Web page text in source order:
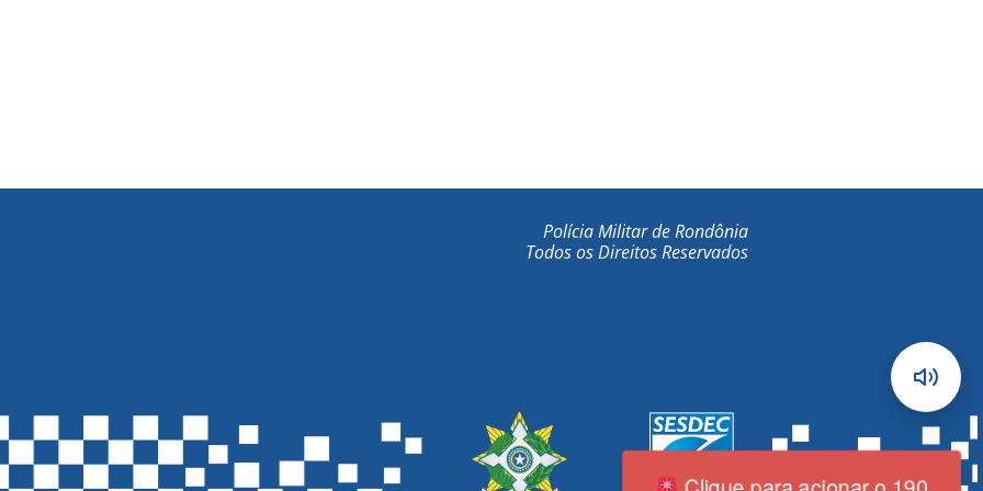
Polícia Militar de Rondônia
Todos os Direitos Reservados